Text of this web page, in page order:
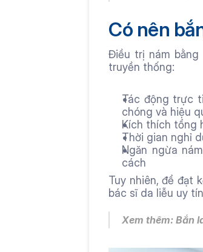
Có nên
Điều trị nám bằng
truyền thống:
Tác động trực
chóng và hiệu
Kích thích tổng
Thời gian nghỉ
Ngăn ngừa
cách
Tuy nhiên, để đạt
bác sĩ da liễu uy
Xem thêm: Bắn